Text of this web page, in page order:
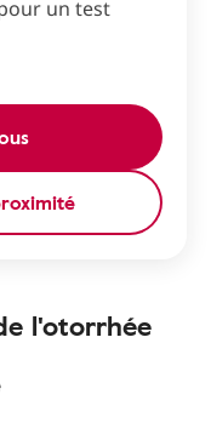
un test
l'otorrhée